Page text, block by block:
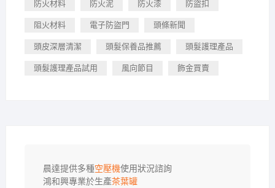
防火材料 防火泥 防火漆 防盜扣
阻火材料 電子防盜門 頭條新聞
頭皮深層清潔 頭髮保養品推薦 頭髮護理產品
頭髮護理產品試用 風向節目 飾金買賣
晨達提供多種空壓機使用狀況諮詢
鴻和興專業於生產茶葉罐